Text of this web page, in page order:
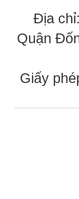
Địa
Quận
Giấy